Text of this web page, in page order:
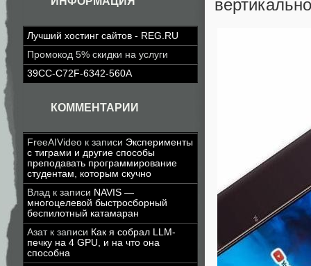
Лучший хостинг сайтов - REG.RU
Промокод 5% скидки на услуги
39CC-C72F-6342-560A
КОММЕНТАРИИ
FreeAIVideo к записи Эксперименты
с тиграми и другие способы
преподавать программирование
студентам, которым скучно
Влад к записи NAVIS —
многоцелевой быстросборный
беспилотный катамаран
Азатк записи Как я собрал LLM-
печку на 4 GPU, и на что она
способна